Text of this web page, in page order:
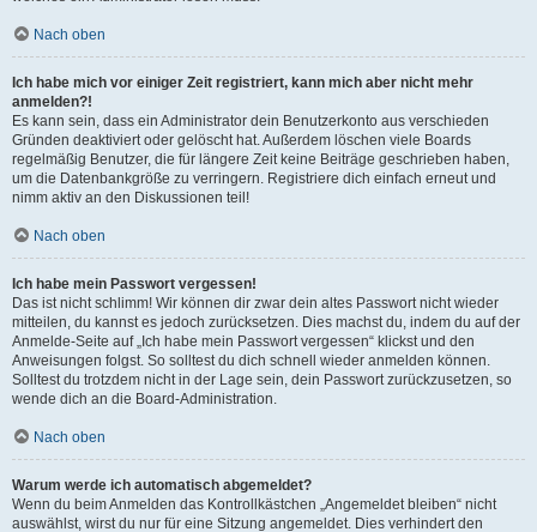
Nach oben
Ich habe mich vor einiger Zeit registriert, kann mich aber nicht mehr
anmelden?!
Es kann sein, dass ein Administrator dein Benutzerkonto aus verschieden
Gründen deaktiviert oder gelöscht hat. Außerdem löschen viele Boards
regelmäßig Benutzer, die für längere Zeit keine Beiträge geschrieben haben,
um die Datenbankgröße zu verringern. Registriere dich einfach erneut und
nimm aktiv an den Diskussionen teil!
Nach oben
Ich habe mein Passwort vergessen!
Das ist nicht schlimm! Wir können dir zwar dein altes Passwort nicht wieder
mitteilen, du kannst es jedoch zurücksetzen. Dies machst du, indem du auf der
Anmelde-Seite auf „Ich habe mein Passwort vergessen“ klickst und den
Anweisungen folgst. So solltest du dich schnell wieder anmelden können.
Solltest du trotzdem nicht in der Lage sein, dein Passwort zurückzusetzen, so
wende dich an die Board-Administration.
Nach oben
Warum werde ich automatisch abgemeldet?
Wenn du beim Anmelden das Kontrollkästchen „Angemeldet bleiben“ nicht
auswählst, wirst du nur für eine Sitzung angemeldet. Dies verhindert den